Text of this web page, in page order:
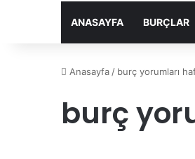
ANASAYFA BURÇLAR
Anasayfa / burç yorumları
burç